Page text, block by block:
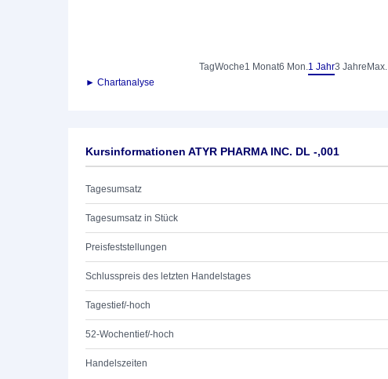
TagWoche1 Monat6 Mon.1 Jahr3 Jahre Max.
► Chartanalyse
Kursinformationen ATYR PHARMA INC. DL -,001
Tagesumsatz
Tagesumsatz in Stück
Preisfeststellungen
Schlusspreis des letzten Handelstages
Tagestief/-hoch
52-Wochentief/-hoch
Handelszeiten